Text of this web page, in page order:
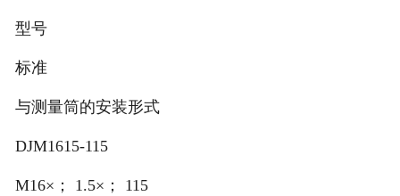
型号
标准
与测量筒的安装形式
DJM1615-115
M16×； 1.5×； 115